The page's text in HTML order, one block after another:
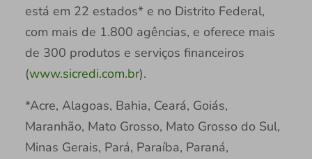
está em 22 estados* e no Distrito Federal,
com mais de 1.800 agências, e oferece mais
de 300 produtos e serviços financeiros
(www.sicredi.com.br).
*Acre, Alagoas, Bahia, Ceará, Goiás,
Maranhão, Mato Grosso, Mato Grosso do Sul,
Minas Gerais, Pará, Paraíba, Paraná,